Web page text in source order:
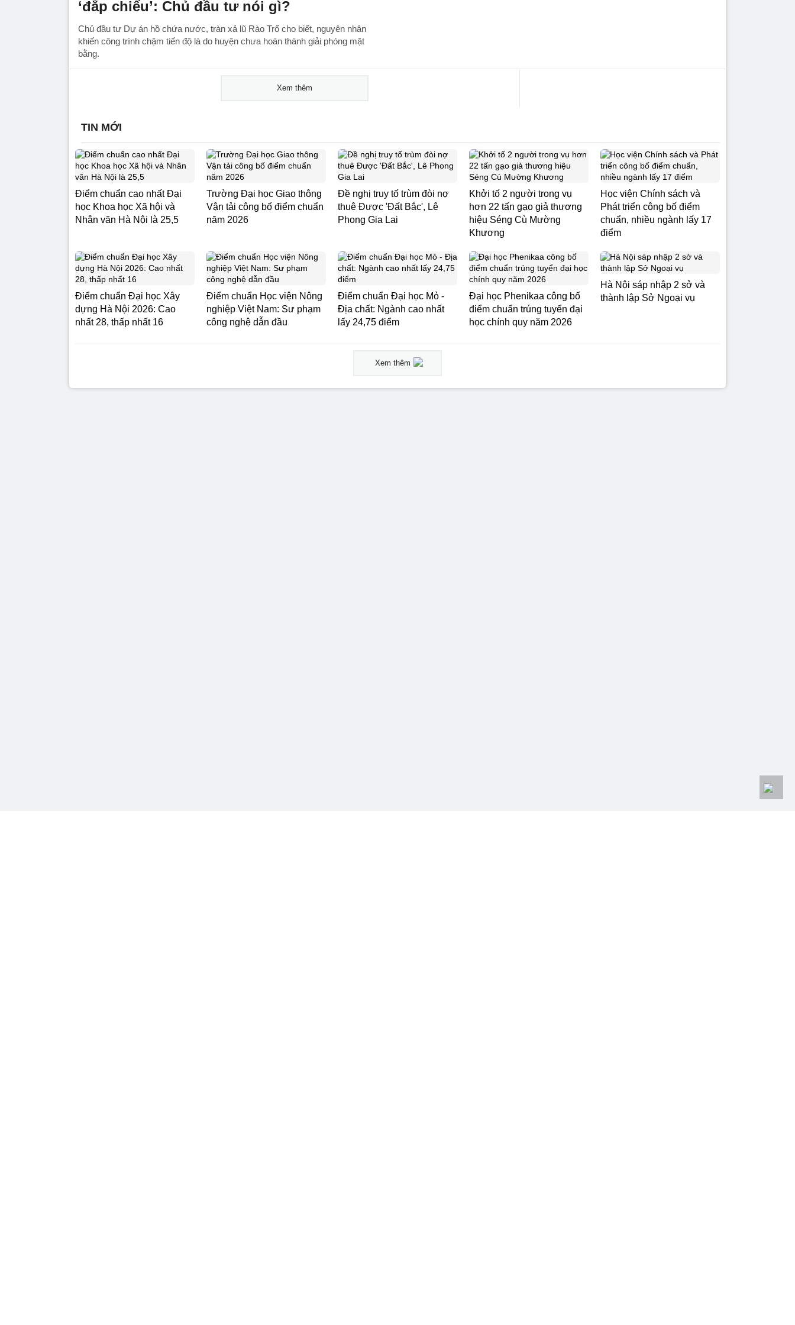
‘đắp chiếu’: Chủ đầu tư nói gì?
Chủ đầu tư Dự án hồ chứa nước, tràn xả lũ Rào Trổ cho biết, nguyên nhân
khiến công trình chậm tiến độ là do huyện chưa hoàn thành giải phóng mặt
bằng.
Xem thêm
TIN MỚI
Điểm chuẩn cao nhất Đại
học Khoa học Xã hội và
Nhân văn Hà Nội là 25,5
Trường Đại học Giao thông
Vận tải công bố điểm chuẩn
năm 2026
Đề nghị truy tố trùm đòi nợ
thuê Được 'Đất Bắc', Lê
Phong Gia Lai
Khởi tố 2 người trong vụ
hơn 22 tấn gạo giả thương
hiệu Séng Cù Mường
Khương
Học viện Chính sách và
Phát triển công bố điểm
chuẩn, nhiều ngành lấy 17
điểm
Điểm chuẩn Đại học Xây
dựng Hà Nội 2026: Cao
nhất 28, thấp nhất 16
Điểm chuẩn Học viện Nông
nghiệp Việt Nam: Sư phạm
công nghệ dẫn đầu
Điểm chuẩn Đại học Mỏ -
Địa chất: Ngành cao nhất
lấy 24,75 điểm
Đại học Phenikaa công bố
điểm chuẩn trúng tuyển đại
học chính quy năm 2026
Hà Nội sáp nhập 2 sở và
thành lập Sở Ngoại vụ
Xem thêm